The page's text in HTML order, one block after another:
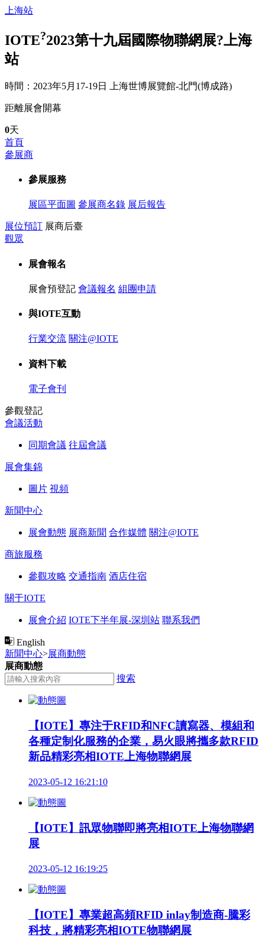
上海站
IOTE?2023第十九屆國際物聯網展?上海
站
時間：2023年5月17-19日 上海世博展覽館-北門(博成路)
距離展會開幕
0天
首頁
參展商
參展服務
展區平面圖 參展商名錄 展后報告
展位預訂 展商后臺
觀眾
展會報名
展會預登記 會議報名 組團申請
與IOTE互動
行業交流 關注@IOTE
資料下載
電子會刊
參觀登記
會議活動
同期會議 往屆會議
展會集錦
圖片 視頻
新聞中心
展會動態 展商新聞 合作媒體 關注@IOTE
商旅服務
參觀攻略 交通指南 酒店住宿
關于IOTE
展會介紹 IOTE下半年展-深圳站 聯系我們
English
新聞中心>展商動態
展商動態
搜索
【IOTE】專注于RFID和NFC讀寫器、模組和
各種定制化服務的企業，易火眼將攜多款RFID
新品精彩亮相IOTE上海物聯網展
2023-05-12 16:21:10
【IOTE】訊眾物聯即將亮相IOTE上海物聯網
展
2023-05-12 16:19:25
【IOTE】專業超高頻RFID inlay制造商-騰彩
科技，將精彩亮相IOTE物聯網展